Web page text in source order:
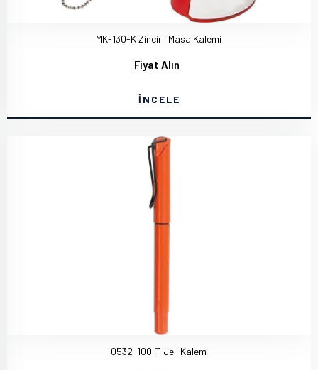
MK-130-K Zincirli Masa Kalemi
Fiyat Alın
İNCELE
0532-100-T Jell Kalem